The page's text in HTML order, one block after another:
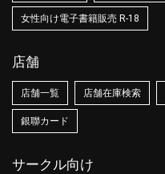
女性向け電子書籍販売 R-18
店舗
店舗一覧 店舗在庫検索
銀聯カード
サークル向け